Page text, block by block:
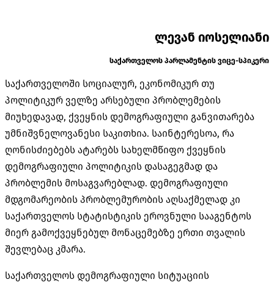
ლევან იოსელიანი
საქართველოს პარლამენტის ვიცე-სპიკერი
საქართველოში სოციალურ, ეკონომიკურ თუ
პოლიტიკურ ველზე არსებული პრობლემების
მიუხედავად, ქვეყნის დემოგრაფიული განვითარება
უმნიშვნელოვანესი საკითხია. საინტერესოა, რა
ღონისძიებებს ატარებს სახელმწიფო ქვეყნის
დემოგრაფიული პოლიტიკის დასაგეგმად და
პრობლემის მოსაგვარებლად. დემოგრაფიული
მდგომარეობის პრობლემურობის აღსაქმელად კი
საქართველოს სტატისტიკის ეროვნული სააგენტოს
მიერ გამოქვეყნებულ მონაცემებზე ერთი თვალის
შევლებაც კმარა.
საქართველოს დემოგრაფიული სიტუაციის